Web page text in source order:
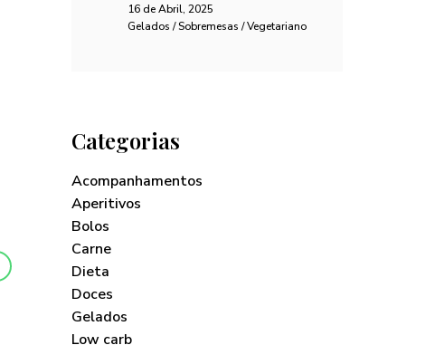
16 de Abril, 2025
Gelados / Sobremesas / Vegetariano
Categorias
Acompanhamentos
Aperitivos
Bolos
Carne
Dieta
Doces
Gelados
Low carb